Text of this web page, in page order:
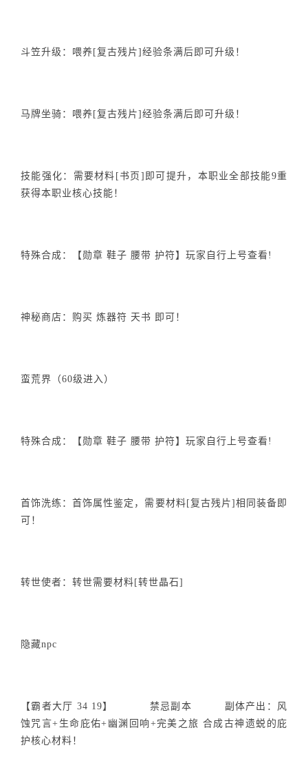
斗笠升级：喂养[复古残片]经验条满后即可升级！
马牌坐骑：喂养[复古残片]经验条满后即可升级！
技能强化：需要材料[书页]即可提升，本职业全部技能9重
获得本职业核心技能！
特殊合成：【勋章 鞋子 腰带 护符】玩家自行上号查看!
神秘商店：购买 炼器符 天书 即可！
蛮荒界（60级进入）
特殊合成：【勋章 鞋子 腰带 护符】玩家自行上号查看!
首饰洗练：首饰属性鉴定，需要材料[复古残片]相同装备即
可！
转世使者：转世需要材料[转世晶石]
隐藏npc
【霸者大厅 34 19】 禁忌副本 副体产出：风
蚀咒言+生命庇佑+幽渊回响+完美之旅 合成古神遗蜕的庇
护核心材料！